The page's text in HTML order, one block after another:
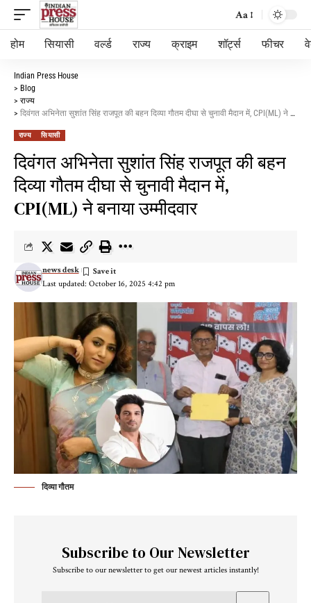
Aa
होम सियासी वर्ल्ड राज्य क्राइम शॉर्ट्स फीचर
Indian Press House
> Blog
> राज्य
> दिवंगत अभिनेता सुशांत सिंह राजपूत की बहन दिव्या गौतम दीघा से चुनावी मैदान में, CPI(ML) ने बनाया उम्मीदवार
राज्य सियासी
दिवंगत अभिनेता सुशांत सिंह राजपूत की बहन
दिव्या गौतम दीघा से चुनावी मैदान में,
CPI(ML) ने बनाया उम्मीदवार
Last updated: October 16, 2025 4:42 pm
news desk
दिव्या गौतम
Subscribe to Our Newsletter
Subscribe to our newsletter to get our newest articles instantly!